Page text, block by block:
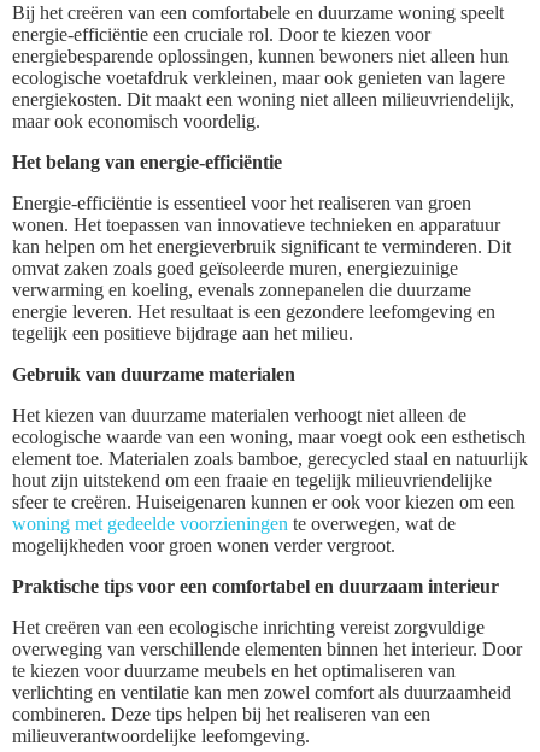
Bij het creëren van een comfortabele en duurzame woning speelt
energie-efficiëntie een cruciale rol. Door te kiezen voor
energiebesparende oplossingen, kunnen bewoners niet alleen hun
ecologische voetafdruk verkleinen, maar ook genieten van lagere
energiekosten. Dit maakt een woning niet alleen milieuvriendelijk,
maar ook economisch voordelig.
Het belang van energie-efficiëntie
Energie-efficiëntie is essentieel voor het realiseren van groen
wonen. Het toepassen van innovatieve technieken en apparatuur
kan helpen om het energieverbruik significant te verminderen. Dit
omvat zaken zoals goed geïsoleerde muren, energiezuinige
verwarming en koeling, evenals zonnepanelen die duurzame
energie leveren. Het resultaat is een gezondere leefomgeving en
tegelijk een positieve bijdrage aan het milieu.
Gebruik van duurzame materialen
Het kiezen van duurzame materialen verhoogt niet alleen de
ecologische waarde van een woning, maar voegt ook een esthetisch
element toe. Materialen zoals bamboe, gerecycled staal en natuurlijk
hout zijn uitstekend om een fraaie en tegelijk milieuvriendelijke
sfeer te creëren. Huiseigenaren kunnen er ook voor kiezen om een
woning met gedeelde voorzieningen te overwegen, wat de
mogelijkheden voor groen wonen verder vergroot.
Praktische tips voor een comfortabel en duurzaam interieur
Het creëren van een ecologische inrichting vereist zorgvuldige
overweging van verschillende elementen binnen het interieur. Door
te kiezen voor duurzame meubels en het optimaliseren van
verlichting en ventilatie kan men zowel comfort als duurzaamheid
combineren. Deze tips helpen bij het realiseren van een
milieuverantwoordelijke leefomgeving.